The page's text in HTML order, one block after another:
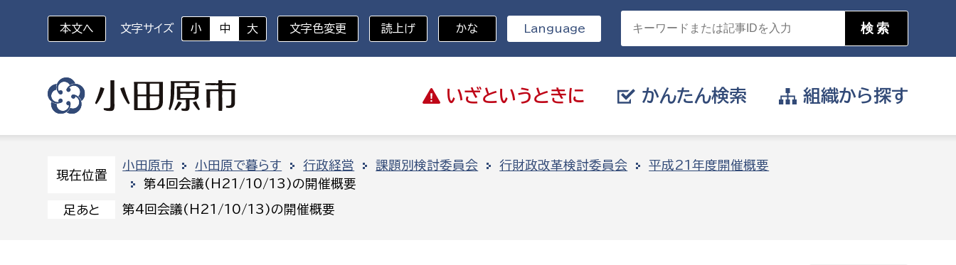
いざと いうときに
いざというときに
休日救急外来 防災・ハザードマップ
かんたん検索
対象者を選択
新生児・乳幼児
分野を選択 目的を選択
組織から探す
組織から探す
本文へ 文字サイズ 小 中 大 文字色変更 読上げ かな Language
現在位置
小田原市 小田原で暮らす 行政経営 課題別検討委員会 行財政改革検討委員会
平成21年度開催概要
第4回会議(H21/10/13)の開催概要
足あと 第4回会議(H21/10/13)の開催概要